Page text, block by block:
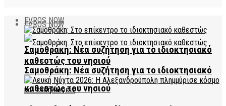
EVROS NOW
Σαμοθράκη: Νέα συζήτηση για το ιδιοκτησιακό
καθεστώς του νησιού
EVROS NOW
Σαμοθράκη: Νέα συζήτηση για το ιδιοκτησιακό
καθεστώς του νησιού